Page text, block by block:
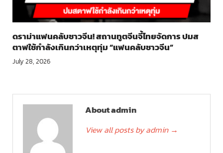
ดราม่าแฟนคลับชาวจีน! สถานทูตจีนจี้ไทยจัดการ ปมส
ตาฟใช้กำลังเกินกว่าเหตุทุ่ม “แฟนคลับชาวจีน”
July 28, 2026
About admin
View all posts by admin →